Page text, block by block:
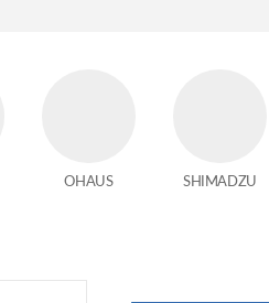
OHAUS SHIMADZU